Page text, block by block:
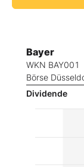
Bayer
WKN BAY001
Börse
Dividende